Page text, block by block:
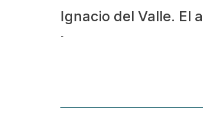
Ignacio del Valle. El
-